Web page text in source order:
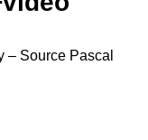
– Source Pascal